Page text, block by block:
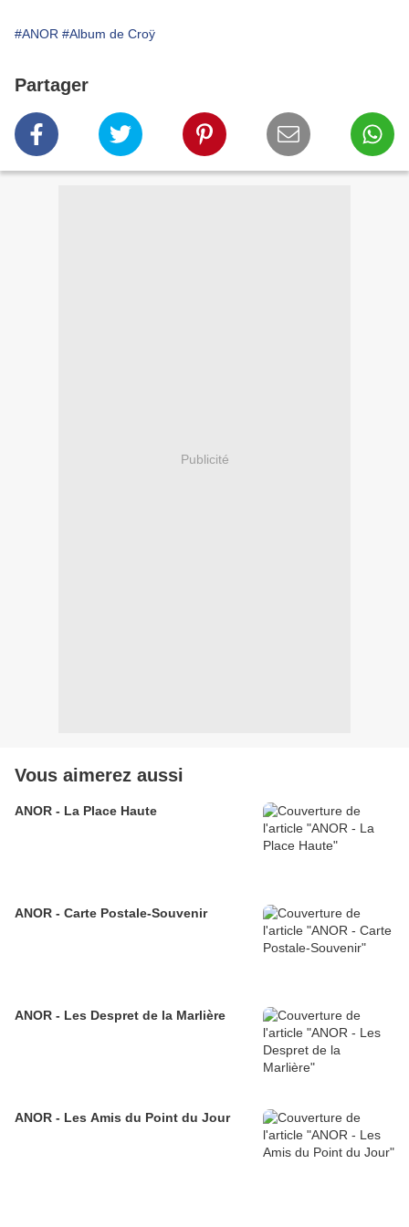
#ANOR #Album de Croÿ
Partager
Publicité
Vous aimerez aussi
ANOR - La Place Haute
ANOR - Carte Postale-Souvenir
ANOR - Les Despret de la Marlière
ANOR - Les Amis du Point du Jour